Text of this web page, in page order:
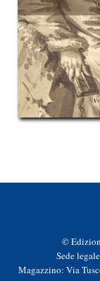
©
Sede
Magazzino: Via